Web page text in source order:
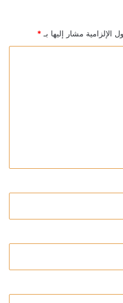
الإلزامية مشار إليها بـ *